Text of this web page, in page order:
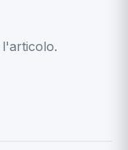
l'articolo.